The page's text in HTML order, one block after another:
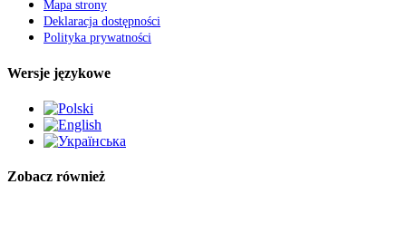
Mapa strony
Deklaracja dostępności
Polityka prywatności
Wersje językowe
Zobacz również